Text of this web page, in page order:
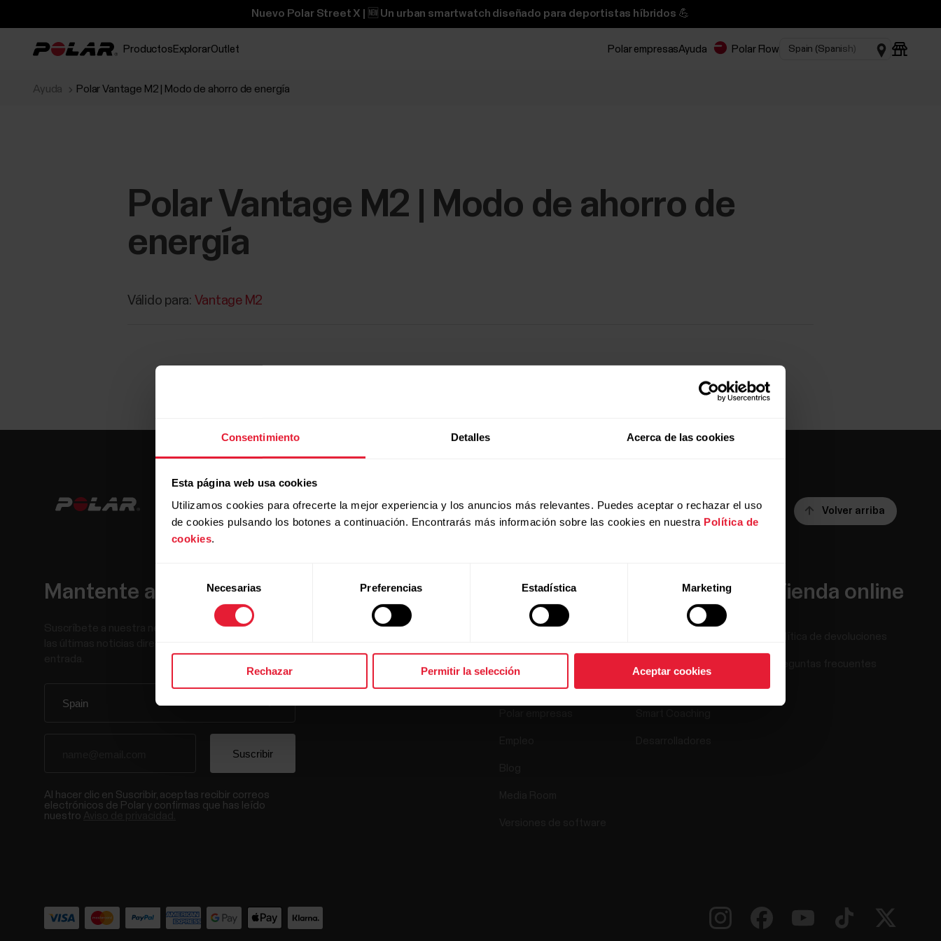
Consentimiento Detalles Acerca de las cookies
Esta página web usa cookies
Utilizamos cookies para ofrecerte la mejor experiencia y los anuncios más relevantes. Puedes aceptar o rechazar el uso
de cookies pulsando los botones a continuación. Encontrarás más información sobre las cookies en nuestra Política de
cookies.
consentimiento
Necesarias Preferencias Estadística Marketing
Rechazar Permitir la selección Aceptar cookies
Nuevo Polar Street X | 🆕 Un urban smartwatch diseñado para deportistas híbridos 💪
Productos ExplorarOutlet Polar empresasAyuda Polar Flow
Ayuda Polar Vantage M2 | Modo de ahorro de energía
Polar Vantage M2 | Modo de ahorro de
energía
Válido para: Vantage M2
Volver arriba
Mantente al día.
Suscríbete a nuestra newsletter y recibe
Al hacer clic en Suscribir, aceptas recibir correos
electrónicos de Polar y confirmas que has leído
nuestro
Productos
Accesorios
Acerca de
Polar
Ciencia
Apps y
servicios
Aplicaciones compatibles
Tienda online